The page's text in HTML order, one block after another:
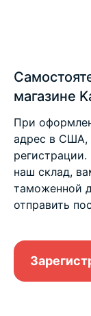
магазине
При
адрес в США,
регистрации.
наш склад,
таможенной
отправить